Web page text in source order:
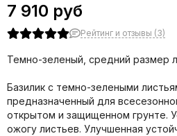
7 910 руб
Рейтинг и отзывы (3)
Темно-зеленый, средний размер
Базилик с темно-зелеными
предназначенный для
открытом и защищенном грунте.
ожогу листьев. Улучшенная